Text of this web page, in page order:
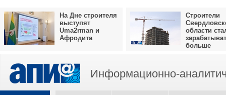
На Дне строителя
выступят
Uma2rman и
Афродита
Строители
области
больше
Информационно-